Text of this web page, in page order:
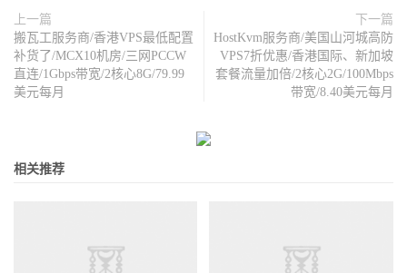
上一篇
搬瓦工服务商/香港VPS最低配置
补货了/MCX10机房/三网PCCW
直连/1Gbps带宽/2核心8G/79.99
美元每月
下一篇
HostKvm服务商/美国山河城高防
VPS7折优惠/香港国际、新加坡
套餐流量加倍/2核心2G/100Mbps
带宽/8.40美元每月
相关推荐